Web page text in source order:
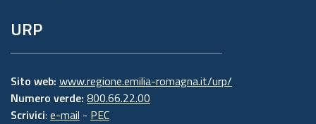
URP
Sito web: www.regione.emilia-romagna.it/urp/
Numero verde: 800.66.22.00
Scrivici: e-mail - PEC